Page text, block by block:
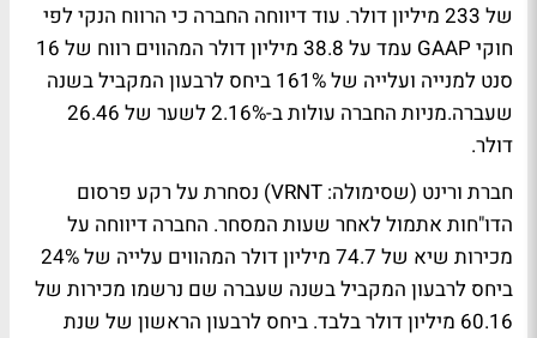
של 233 מיליון דולר. עוד דיווחה החברה כי הרווח הנקי לפי
חוקי GAAP עמד על 38.8 מיליון דולר המהווים רווח של 16
סנט למנייה ועלייה של 161% ביחס לרבעון המקביל בשנה
שעברה.מניות החברה עולות ב-2.16% לשער של 26.46
דולר.
חברת ורינט (שסימולה: VRNT) נסחרת על רקע פרסום
הדו"חות אתמול לאחר שעות המסחר. החברה דיווחה על
מכירות שיא של 74.7 מיליון דולר המהווים עלייה של 24%
ביחס לרבעון המקביל בשנה שעברה שם נרשמו מכירות של
60.16 מיליון דולר בלבד. ביחס לרבעון הראשון של שנת